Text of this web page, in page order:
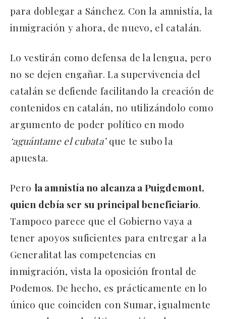
para doblegar a Sánchez. Con la amnistía, la
inmigración y ahora, de nuevo, el catalán.
Lo vestirán como defensa de la lengua, pero
no se dejen engañar. La supervivencia del
catalán se defiende facilitando la creación de
contenidos en catalán, no utilizándolo como
argumento de poder político en modo
‘aguántame el cubata’que te subo la
apuesta.
Pero la amnistía no alcanza a Puigdemont,
quien debía ser su principal beneficiario.
Tampoco parece que el Gobierno vaya a
tener apoyos suficientes para entregar a la
Generalitat las competencias en
inmigración, vista la oposición frontal de
Podemos. De hecho, es prácticamente en lo
único que coinciden con Sumar, igualmente